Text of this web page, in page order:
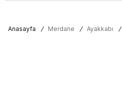
Anasayfa / Merdane / Ayakkabı /